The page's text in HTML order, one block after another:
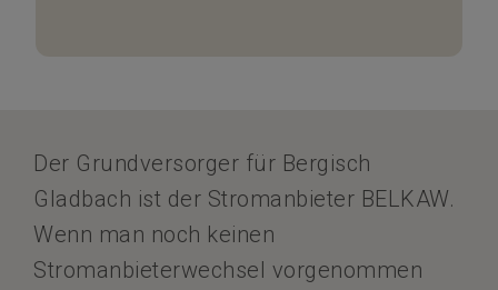
Der Grundversorger für Bergisch
Gladbach ist der Stromanbieter BELKAW.
Wenn man noch keinen
Stromanbieterwechsel vorgenommen